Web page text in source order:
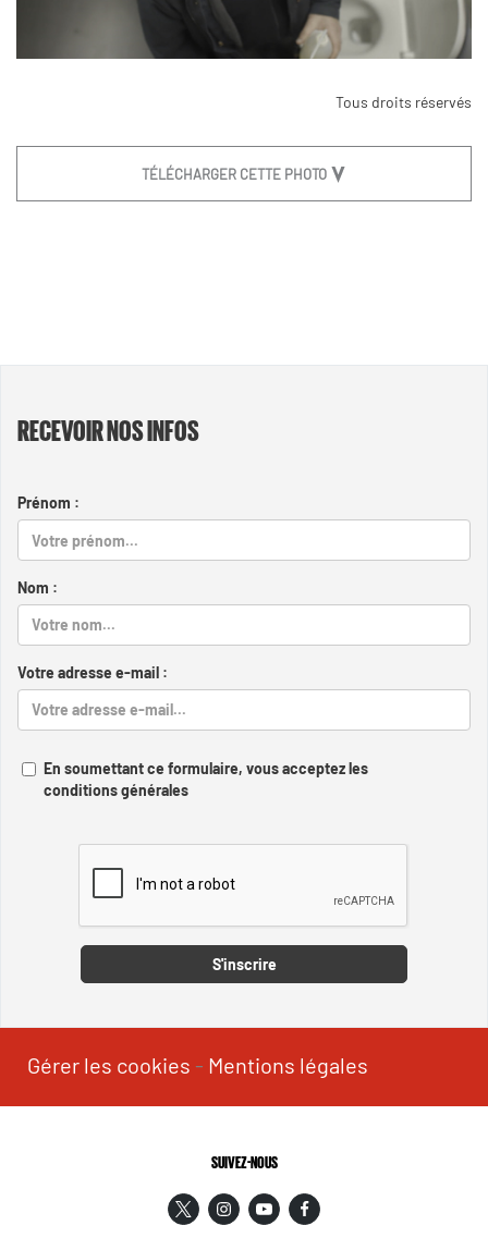
Tous droits réservés
TÉLÉCHARGER CETTE PHOTO
RECEVOIR NOS INFOS
Prénom :
Nom :
Votre adresse e-mail :
En soumettant ce formulaire, vous acceptez les
conditions générales
S'inscrire
Gérer les cookies - Mentions légales
SUIVEZ-NOUS